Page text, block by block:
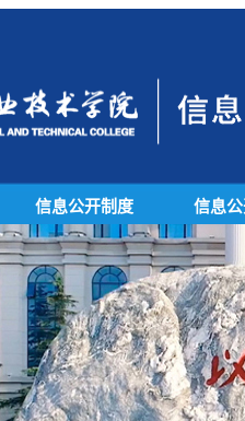
信息公开制度 信息